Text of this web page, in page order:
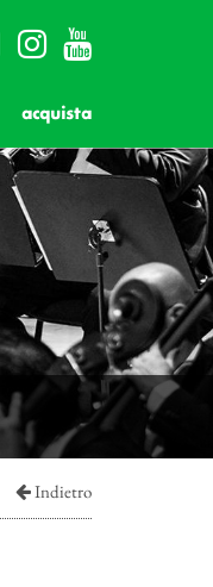
acquista
Indietro